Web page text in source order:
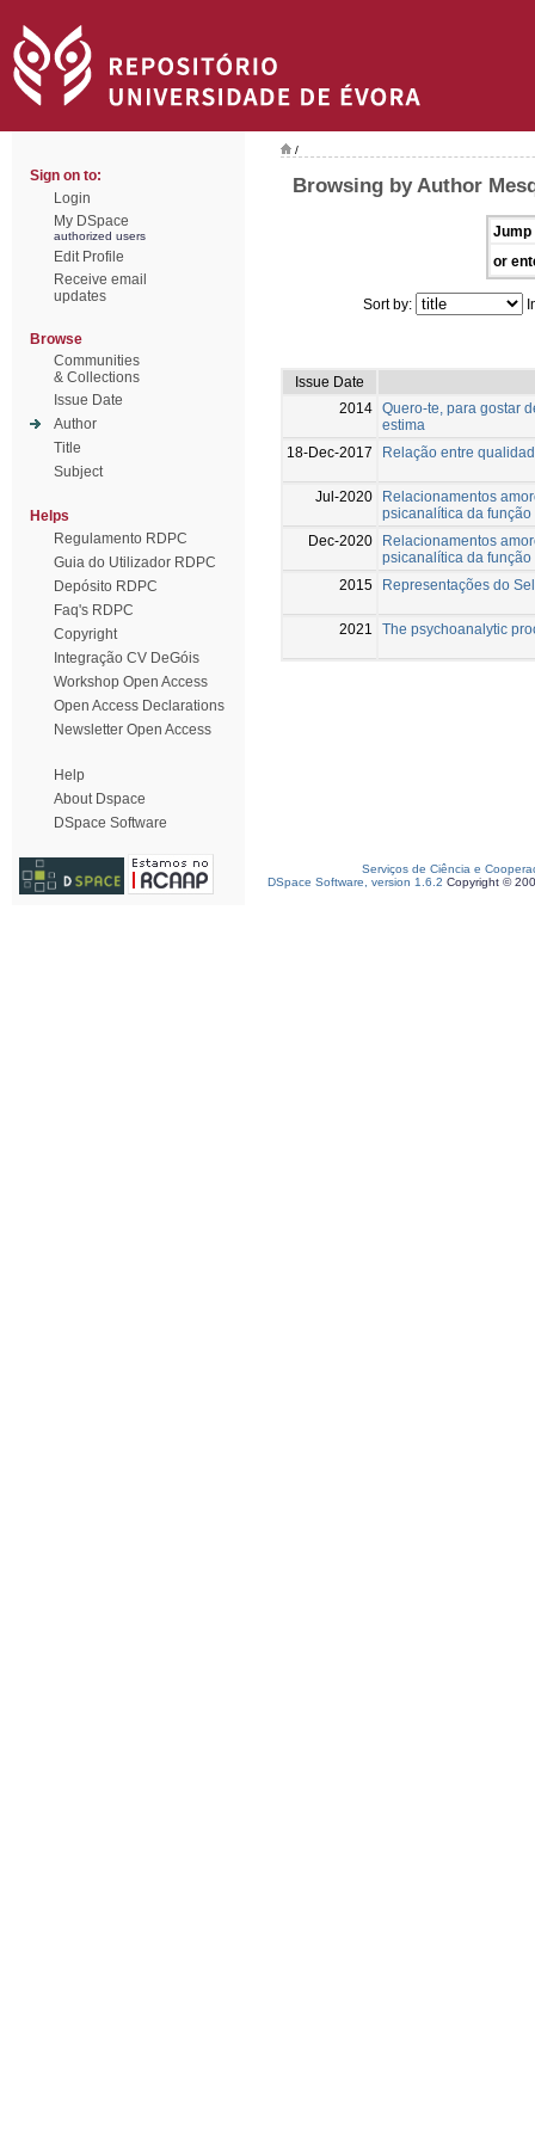
Sign on to:
Login
My DSpace
authorized users
Edit Profile
Receive email
updates
Browse
Communities
& Collections
Issue Date
Author
Title
Subject
Helps
Regulamento RDPC
Guia do Utilizador RDPC
Depósito RDPC
Faq's RDPC
Copyright
Integração CV DeGóis
Workshop Open Access
Open Access Declarations
Newsletter Open Access
Help
About Dspace
DSpace Software
/
Browsing by Author
Jump
or
Sort by:
Issue Date
2014 Quero-te, para gostar
estima
18-Dec-2017
Relação entre
Jul-2020
Relacionamentos
psicanalítica da
Dec-2020
Relacionamentos
psicanalítica da
2015
Representações do
2021 The psychoanalytic
Serviços de Ciência e
DSpace Software, version 1.6.2 Copyright ©